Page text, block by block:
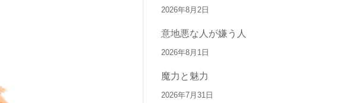
2026年8月2日
意地悪な人が嫌う人
2026年8月1日
魔力と魅力
2026年7月31日